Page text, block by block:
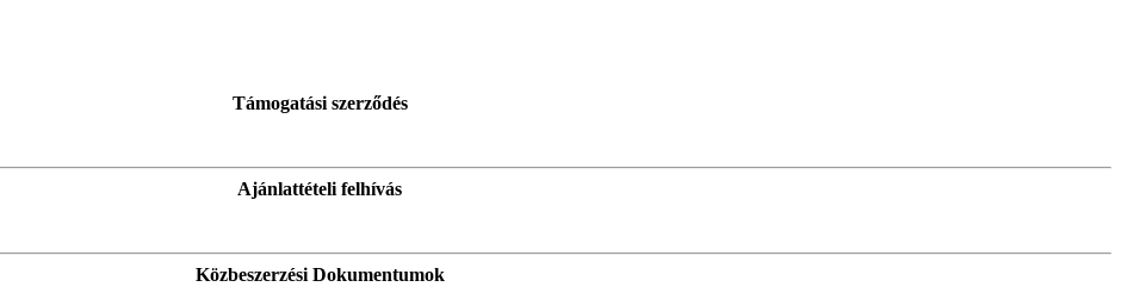
Támogatási szerződés
Ajánlattételi felhívás
Közbeszerzési Dokumentumok